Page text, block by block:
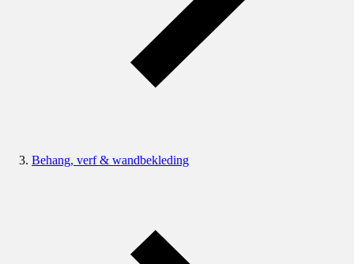
Behang, verf & wandbekleding